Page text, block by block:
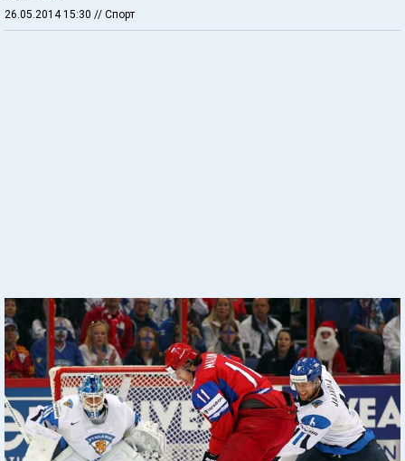
26.05.2014 15:30 // Спорт